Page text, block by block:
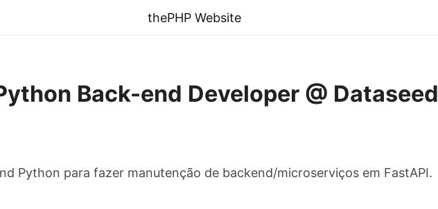
thePHP Website
Back-end Developer @ Dataseed
Python para fazer manutenção de backend/microserviços em FastAPI.